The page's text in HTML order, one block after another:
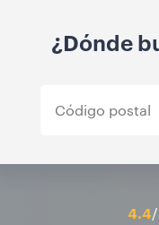
¿Dónde
4.4